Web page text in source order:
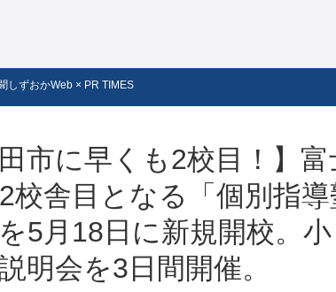
しずおかWeb × PR TIMES
田市に早くも2校目！】
校舎目となる「個別指
5月18日に新規開校。
明会を3日間開催。